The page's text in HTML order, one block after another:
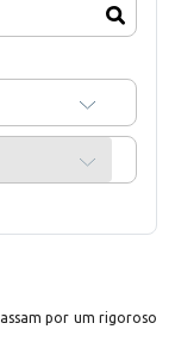
por um rigoroso